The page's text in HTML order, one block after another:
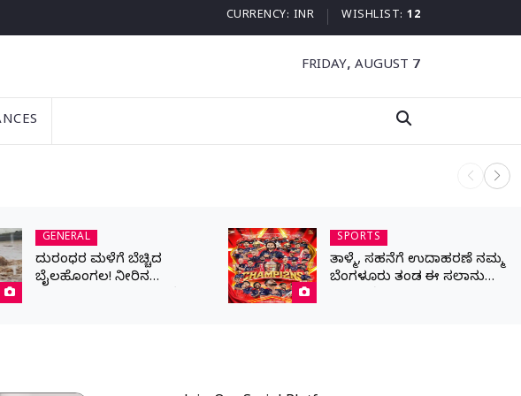
CURRENCY: INR WISHLIST: 12
FRIDAY, AUGUST 7
ನಾಳೆ
GENERAL
ದುರಂಧರ ಮಳೆಗೆ ಬೆಚ್ಚಿದ
ಬೈಲಹೊಂಗಲ! ನೀರಿನ
SPORTS
ತಾಳ್ಮೆ, ಸಹನೆಗೆ ಉದಾಹರಣೆ ನಮ್ಮ
ಬೆಂಗಳೂರು ತಂಡ ಈ ಸಲಾನು